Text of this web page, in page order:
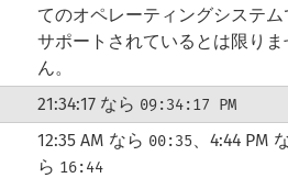
てのオペレーティングシステム
サポートされているとは限りま
ん。
21:34:17 なら 09:34:17 PM
12:35 AM なら 00:35
、4:44 PM
ら 16:44